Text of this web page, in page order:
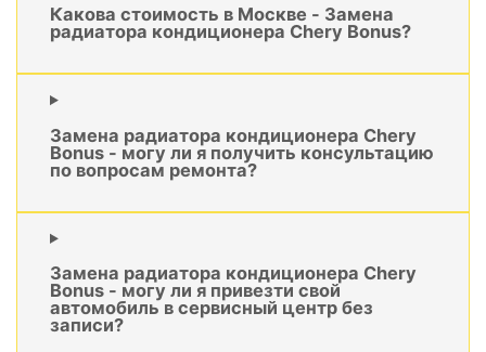
Какова стоимость в Москве - Замена
радиатора кондиционера Chery Bonus?
Замена радиатора кондиционера Chery
Bonus - могу ли я получить консультацию
по вопросам ремонта?
Замена радиатора кондиционера Chery
Bonus - могу ли я привезти свой
автомобиль в сервисный центр без
записи?